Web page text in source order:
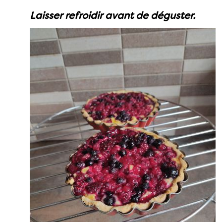
Laisser refroidir avant de déguster.